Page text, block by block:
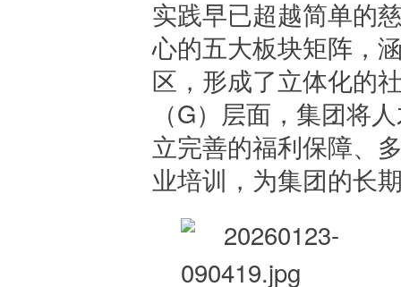
实践早已超越简单的
心的五大板块矩阵，
区，形成了立体化的
（G）层面，集团将
立完善的福利保障、
业培训，为集团的长